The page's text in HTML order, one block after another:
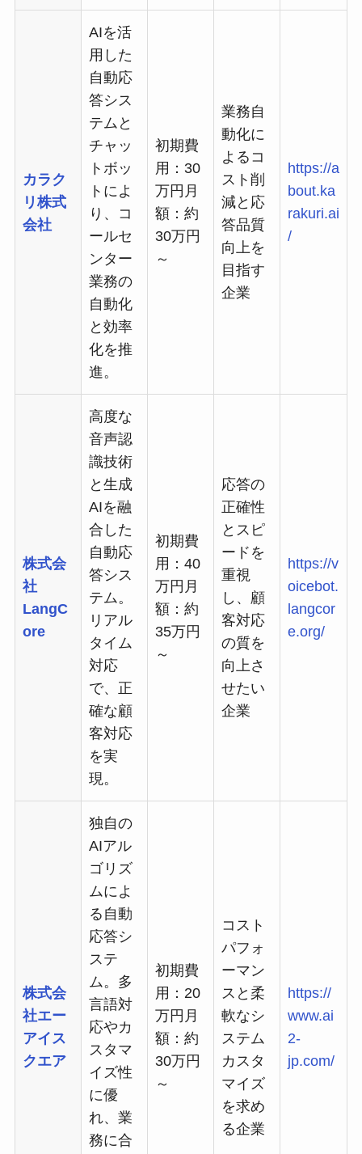
カラク
リ株式
会社
AIを活
用した
自動応
答シス
テムと
チャッ
トボッ
トによ
り、コ
ールセ
ンター
業務の
自動化
と効率
化を推
進。
初期費
用：30
万円月
額：約
30万円
～
業務自
動化に
よるコ
スト削
減と応
答品質
向上を
目指す
企業
https://a
bout.ka
rakuri.ai
/
株式会
社
LangC
ore
高度な
音声認
識技術
と生成
AIを融
合した
自動応
答シス
テム。
リアル
タイム
対応
で、正
確な顧
客対応
を実
現。
初期費
用：40
万円月
額：約
35万円
～
応答の
正確性
とスピ
ードを
重視
し、顧
客対応
の質を
向上さ
せたい
企業
https://v
oicebot.
langcor
e.org/
株式会
社エー
アイス
クエア
独自の
AIアル
ゴリズ
ムによ
る自動
応答シ
ステ
ム。多
言語対
応やカ
スタマ
イズ性
に優
れ、業
務に合
初期費
用：20
万円月
額：約
30万円
～
コスト
パフォ
ーマン
スと柔
軟なシ
ステム
カスタ
マイズ
を求め
る企業
https://
www.ai
2-
jp.com/